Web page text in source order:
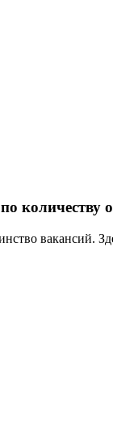
количеству
вакансий.